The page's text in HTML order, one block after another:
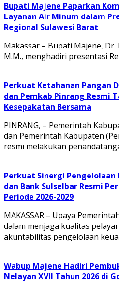
Bupati Majene Paparkan
Layanan Air Minum dalam
Regional Sulawesi Barat
Makassar – Bupati Majene, Dr.
M.M., menghadiri presentasi
Perkuat Ketahanan Pangan
dan Pemkab Pinrang Resmi
Kesepakatan Bersama
PINRANG, – Pemerintah
dan Pemerintah Kabupaten
resmi melakukan
Perkuat Sinergi Pengelolaan
dan Bank Sulselbar Resmi
Periode 2026-2029
MAKASSAR,– Upaya
dalam menjaga kualitas
akuntabilitas pengelolaan
Wabup Majene Hadiri
Nelayan XVII Tahun 2026 di